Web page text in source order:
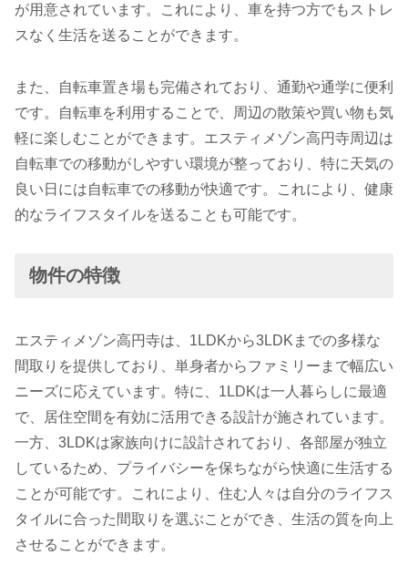
が用意されています。これにより、車を持つ方でもストレ
スなく生活を送ることができます。
また、自転車置き場も完備されており、通勤や通学に便利
です。自転車を利用することで、周辺の散策や買い物も気
軽に楽しむことができます。エスティメゾン高円寺周辺は
自転車での移動がしやすい環境が整っており、特に天気の
良い日には自転車での移動が快適です。これにより、健康
的なライフスタイルを送ることも可能です。
物件の特徴
エスティメゾン高円寺は、1LDKから3LDKまでの多様な
間取りを提供しており、単身者からファミリーまで幅広い
ニーズに応えています。特に、1LDKは一人暮らしに最適
で、居住空間を有効に活用できる設計が施されています。
一方、3LDKは家族向けに設計されており、各部屋が独立
しているため、プライバシーを保ちながら快適に生活する
ことが可能です。これにより、住む人々は自分のライフス
タイルに合った間取りを選ぶことができ、生活の質を向上
させることができます。